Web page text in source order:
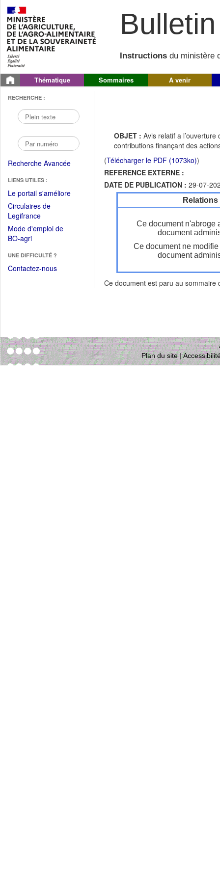
Instructions du ministère
Thématique Sommaires A venir
RECHERCHE :
Recherche Avancée
LIENS UTILES :
Le portail s'améliore(Fichier
Circulaires de
Legifrance(Ouvrir
dans
une
fenêtre)
Mode d'emploi de
BO-agri(Ouvrir
une
nouvelle
UNE DIFFICULTÉ ?
Contactez-nous
OBJET : Avis relatif a
contributions finançant des
(Télécharger le PDF (1073ko))
REFERENCE EXTERNE :
DATE DE PUBLICATION : 29-07-
Ce document n'abroge
document
Ce document ne
document
Ce document est paru au sommaire
Plan du site|